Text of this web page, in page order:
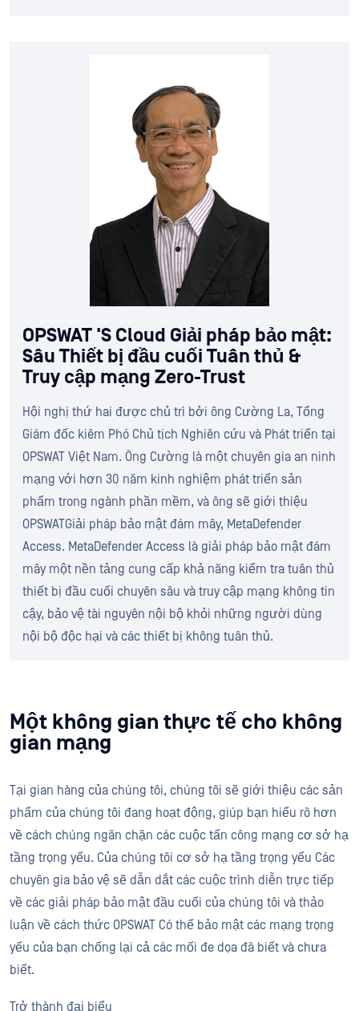
OPSWAT 'S Cloud Giải pháp bảo mật:
Sâu Thiết bị đầu cuối Tuân thủ &
Truy cập mạng Zero-Trust
Hội nghị thứ hai được chủ trì bởi ông Cường La, Tổng
Giám đốc kiêm Phó Chủ tịch Nghiên cứu và Phát triển tại
OPSWAT Việt Nam. Ông Cường là một chuyên gia an ninh
mạng với hơn 30 năm kinh nghiệm phát triển sản
phẩm trong ngành phần mềm, và ông sẽ giới thiệu
OPSWATGiải pháp bảo mật đám mây, MetaDefender
Access. MetaDefender Access là giải pháp bảo mật đám
mây một nền tảng cung cấp khả năng kiểm tra tuân thủ
thiết bị đầu cuối chuyên sâu và truy cập mạng không tin
cậy, bảo vệ tài nguyên nội bộ khỏi những người dùng
nội bộ độc hại và các thiết bị không tuân thủ.
Một không gian thực tế cho không
gian mạng
Tại gian hàng của chúng tôi, chúng tôi sẽ giới thiệu các sản
phẩm của chúng tôi đang hoạt động, giúp bạn hiểu rõ hơn
về cách chúng ngăn chặn các cuộc tấn công mạng cơ sở hạ
tầng trọng yếu. Của chúng tôi cơ sở hạ tầng trọng yếu Các
chuyên gia bảo vệ sẽ dẫn dắt các cuộc trình diễn trực tiếp
về các giải pháp bảo mật đầu cuối của chúng tôi và thảo
luận về cách thức OPSWAT Có thể bảo mật các mạng trọng
yếu của bạn chống lại cả các mối đe dọa đã biết và chưa
biết.
Trở thành đại biểu